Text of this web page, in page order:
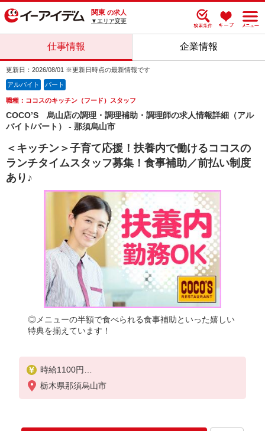
関東 の求人
▼エリア変更
仕事情報 企業情報
更新日：2026/08/01 ※更新日時点の最新情報です
アルバイト パート
職種：ココスのキッチン（フード）スタッフ
COCO’S 烏山店の調理・調理補助・調理師の求人情報詳細（アル
バイト/パート） - 那須烏山市
＜キッチン＞子育て応援！扶養内で働けるココスの
ランチタイムスタッフ募集！食事補助／前払い制度
あり♪
◎メニューの半額で食べられる食事補助といった嬉しい
特典を揃えています！
時給1100円
※22:00〜翌5:00：時給1375円
※高校生時給1100円
土日祝は1時間当たり＋50円
栃木県那須烏山市